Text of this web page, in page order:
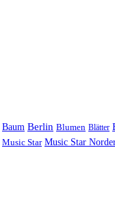
Baum Berlin Blumen Blätter
Music Star Music Star